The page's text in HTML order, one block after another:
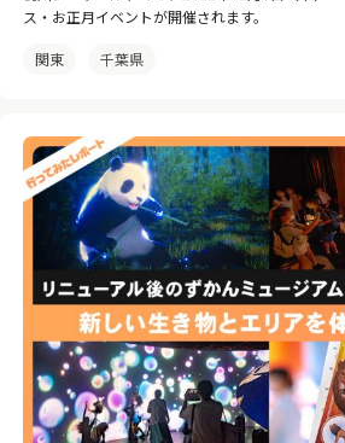
ス・お正月イベントが開催されます。
関東 千葉県